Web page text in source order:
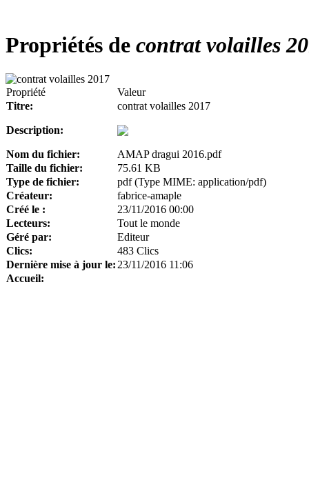
Propriétés de contrat volailles
Propriété
Valeur
Titre:
contrat volailles 2017
Description:
Nom du fichier:
AMAP dragui 2016.pdf
Taille du fichier:
75.61 KB
Type de fichier:
pdf (Type MIME: application/pdf)
Créateur:
fabrice-amaple
Créé le :
23/11/2016 00:00
Lecteurs:
Tout le monde
Géré par:
Editeur
Clics:
483 Clics
Dernière mise à jour le: 23/11/2016 11:06
Accueil: